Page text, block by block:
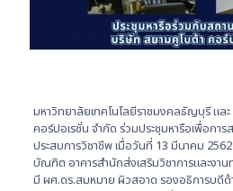
มหาวิทยาลัยเทคโนโลยีราชมงคลธัญบุรี แล
คอร์ปอเรชั่น จำกัด ร่วมประชุมหารือเพื่อกา
ประสบการวิชาชีพ เมื่อวันที่ 13 มีนาคม
บัณฑิต อาคารสำนักส่งเสริมวิชาการและงา
มี ผศ.ดร.สมหมาย ผิวสอาด รองอธิการบดี